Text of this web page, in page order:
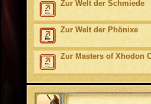
Zur Welt der Schmiede
Zur Welt der Phönixe
Zur Masters of Xhodon